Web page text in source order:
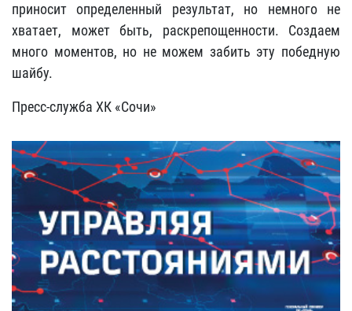
приносит определенный результат, но немного не
хватает, может быть, раскрепощенности. Создаем
много моментов, но не можем забить эту победную
шайбу.
Пресс-служба ХК «Сочи»